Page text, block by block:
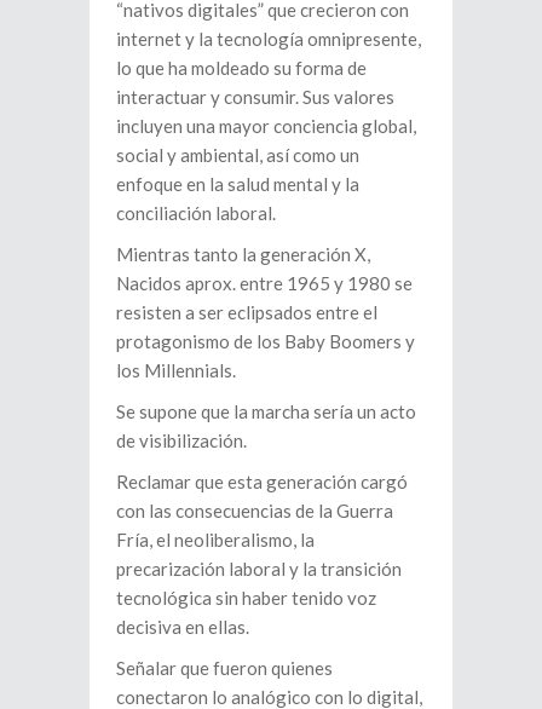
“nativos digitales” que crecieron con
internet y la tecnología omnipresente,
lo que ha moldeado su forma de
interactuar y consumir. Sus valores
incluyen una mayor conciencia global,
social y ambiental, así como un
enfoque en la salud mental y la
conciliación laboral.
Mientras tanto la generación X,
Nacidos aprox. entre 1965 y 1980 se
resisten a ser eclipsados entre el
protagonismo de los Baby Boomers y
los Millennials.
Se supone que la marcha sería un acto
de visibilización.
Reclamar que esta generación cargó
con las consecuencias de la Guerra
Fría, el neoliberalismo, la
precarización laboral y la transición
tecnológica sin haber tenido voz
decisiva en ellas.
Señalar que fueron quienes
conectaron lo analógico con lo digital,